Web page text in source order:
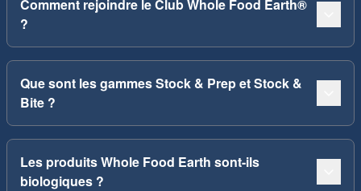
Comment rejoindre le Club Whole Food Earth®
?
Que sont les gammes Stock & Prep et Stock &
Bite ?
Les produits Whole Food Earth sont-ils
biologiques ?